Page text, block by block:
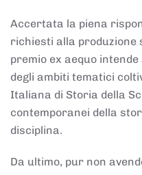
Accertata la piena
richiesti alla produzione
premio ex aequo
degli ambiti tematici
Italiana di Storia della
contemporanei della
disciplina.
Da ultimo, pur non